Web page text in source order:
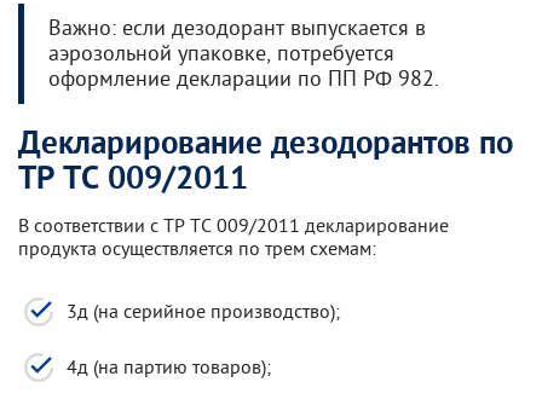
Важно: если дезодорант выпускается в
аэрозольной упаковке, потребуется
оформление декларации по ПП РФ 982.
Декларирование дезодорантов по
ТР ТС 009/2011
В соответствии с ТР ТС 009/2011 декларирование
продукта осуществляется по трем схемам:
3д (на серийное производство);
4д (на партию товаров);